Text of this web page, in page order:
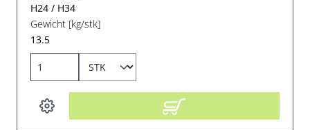
H24 / H34
Gewicht [kg/stk]
13.5